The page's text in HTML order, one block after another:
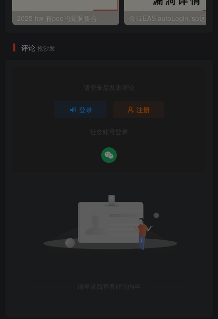
2025 hw 有poc的漏洞集合
评论 抢沙发
请登录后发表评论
登录 注册
社交账号登录
请登录后查看评论内容